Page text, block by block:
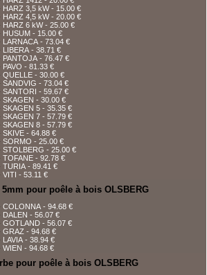
HARZ 3,5 kW- 15.00 €
HARZ 4,5 kW- 20.00 €
HARZ 6 kW- 25.00 €
HUSUM - 15.00 €
LARNACA - 73.04 €
LIBERA - 38.71 €
PANTOJA - 76.47 €
PAVO - 81.33 €
QUELLE - 30.00 €
SANDVIG - 73.04 €
SANTORI - 59.67 €
SKAGEN - 30.00 €
SKAGEN 5 - 35.35 €
SKAGEN 7 - 57.79 €
SKAGEN 8 - 57.79 €
SKIVE - 64.88 €
SORMO - 25.00 €
STOLBERG - 25.00 €
TOFANE - 92.78 €
TURIA - 89.41 €
VITI - 53.11 €
5mm pour poêle à bois OLSBERG
COLONNA - 94.68 €
DALEN - 56.07 €
GOTLAND - 56.07 €
GRAZ - 94.68 €
LAVIA - 38.94 €
WIEN - 94.68 €
pour poêle à bois OLSBERG